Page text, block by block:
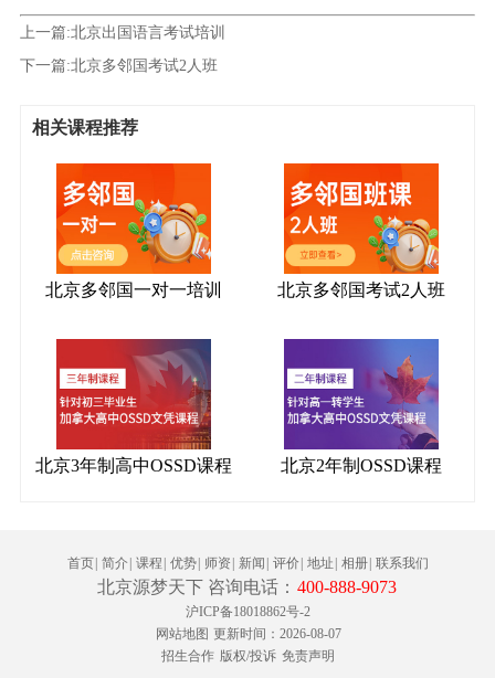
上一篇:北京出国语言考试培训
下一篇:北京多邻国考试2人班
相关课程推荐
北京多邻国一对一培训 北京多邻国考试2人班
北京3年制高中OSSD课程 北京2年制OSSD课程
首页 简介 课程 优势 师资 新闻 评价 地址 相册 联系我们
北京源梦天下 咨询电话： 400-888-9073
沪ICP备18018862号-2
网站地图 更新时间：2026-08-07
招生合作 版权/投诉 免责声明